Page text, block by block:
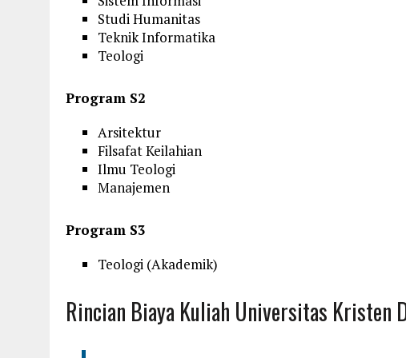
Studi Humanitas
Teknik Informatika
Teologi
Program S2
Arsitektur
Filsafat Keilahian
Ilmu Teologi
Manajemen
Program S3
Teologi (Akademik)
Rincian Biaya Kuliah Universitas Kristen